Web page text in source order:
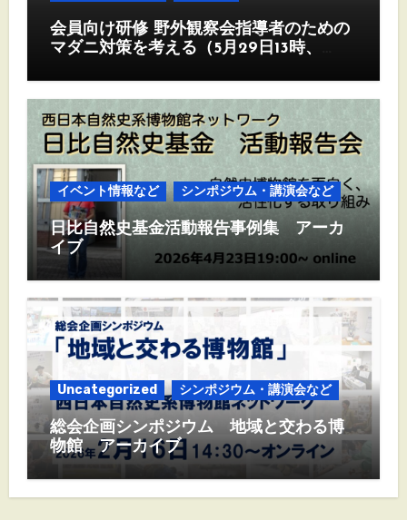
会員向け研修 野外観察会指導者のための
マダニ対策を考える（5月29日13時、
イベント情報など シンポジウム・講演会など
日比自然史基金活動報告事例集 アーカ
イブ
Uncategorized シンポジウム・講演会など
総会企画シンポジウム 地域と交わる博
物館 アーカイブ